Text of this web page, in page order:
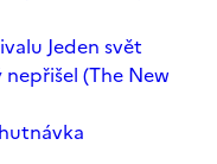
Jeden svět
(The New